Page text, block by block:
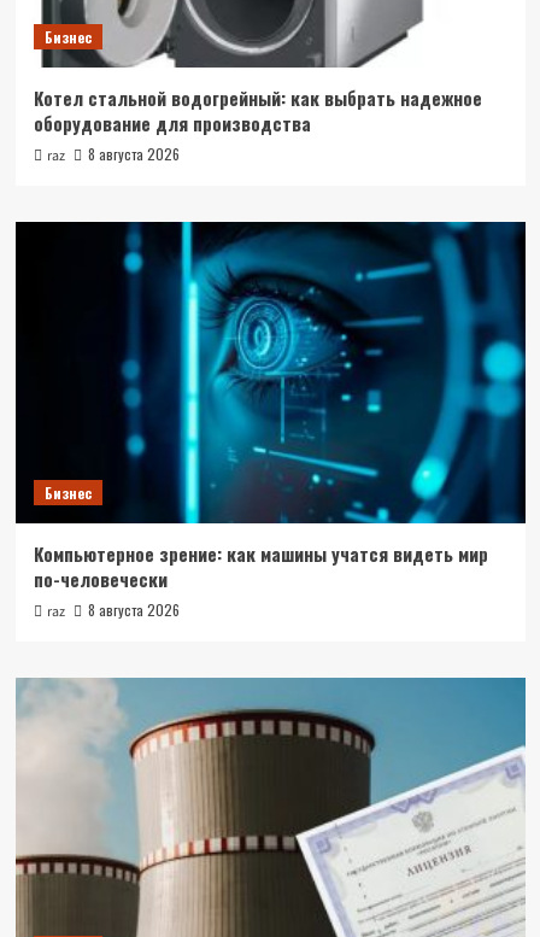
Бизнес
Котел стальной водогрейный: как выбрать надежное
оборудование для производства
raz 8 августа 2026
Бизнес
Компьютерное зрение: как машины учатся видеть мир
по-человечески
raz 8 августа 2026